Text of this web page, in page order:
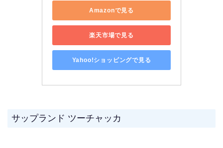
Amazonで見る
楽天市場で見る
Yahoo!ショッピングで見る
サップランド ツーチャッカ